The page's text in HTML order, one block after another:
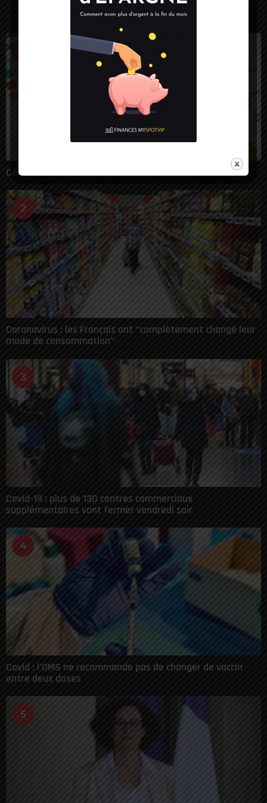
LES PLUS VUES
Déconfinement : plus de 30 départements dans le rouge
2
Coronavirus : les Français ont “complètement changé leur
mode de consommation”
3
Covid-19 : plus de 130 centres commerciaux
supplémentaires vont fermer vendredi soir
4
Covid : l’OMS ne recommande pas de changer de vaccin
entre deux doses
5